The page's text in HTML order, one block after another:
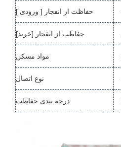
حفاظت از انفجار [ ورودی ]
حفاظت از انفجار [خرید]
مواد مسکن
نوع اتصال
درجه بندی حفاظت